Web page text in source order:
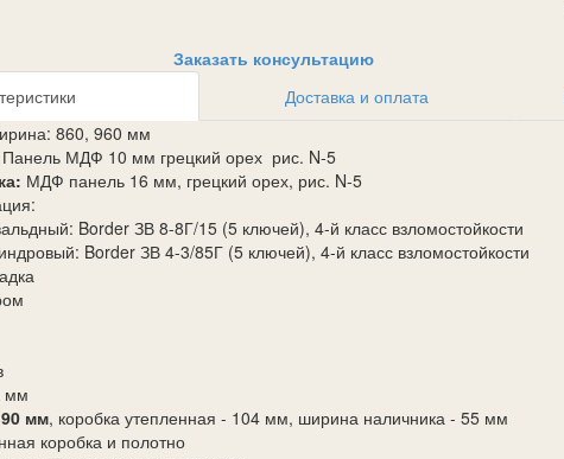
Заказать консультацию
Доставка и оплата
860, 960 мм
Панель МДФ 10 мм грецкий орех рис. N-5
МДФ панель 16 мм, грецкий орех, рис. N-5
Border ЗВ 8-8Г/15 (5 ключей), 4-й класс взломостойкости
Border ЗВ 4-3/85Г (5 ключей), 4-й класс взломостойкости
мм
90 мм, коробка утепленная - 104 мм, ширина наличника - 55 мм
коробка и полотно